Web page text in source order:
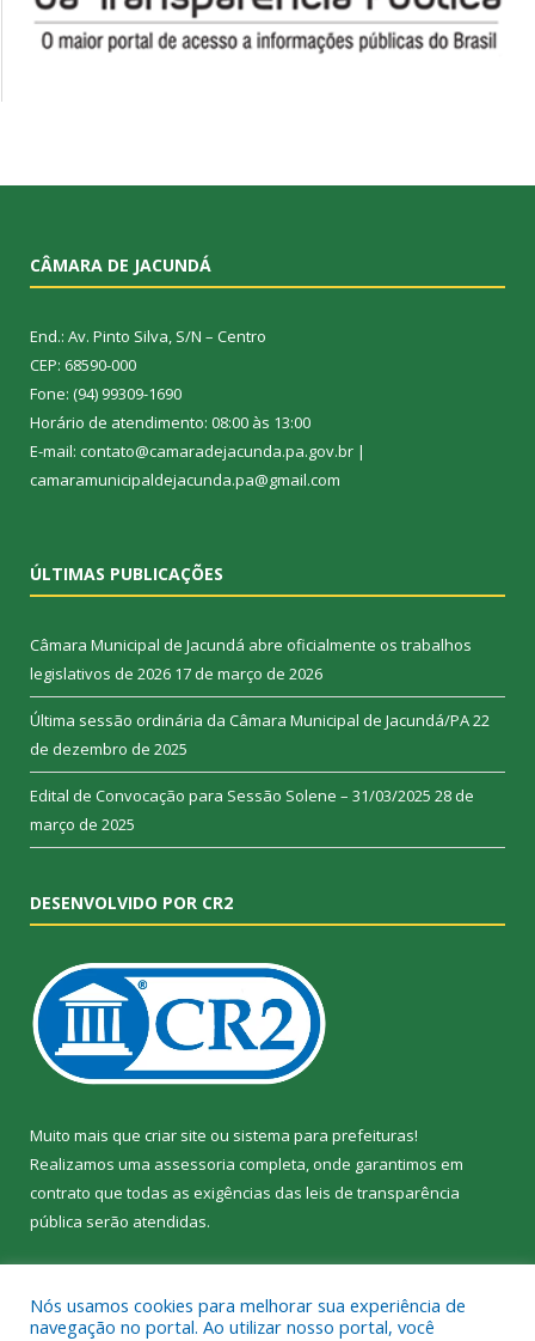
CÂMARA DE JACUNDÁ
End.: Av. Pinto Silva, S/N – Centro
CEP: 68590-000
Fone: (94) 99309-1690
Horário de atendimento: 08:00 às 13:00
E-mail: contato@camaradejacunda.pa.gov.br |
camaramunicipaldejacunda.pa@gmail.com
ÚLTIMAS PUBLICAÇÕES
Câmara Municipal de Jacundá abre oficialmente os trabalhos
legislativos de 2026 17 de março de 2026
Última sessão ordinária da Câmara Municipal de Jacundá/PA22
de dezembro de 2025
Edital de Convocação para Sessão Solene – 31/03/2025 28 de
março de 2025
DESENVOLVIDO POR CR2
Muito mais que criar site ou sistema para prefeituras!
Realizamos uma assessoria completa, onde garantimos em
contrato que todas as exigências das leis de transparência
pública serão atendidas.
Nós usamos cookies para melhorar sua experiência de
navegação no portal. Ao utilizar nosso portal, você